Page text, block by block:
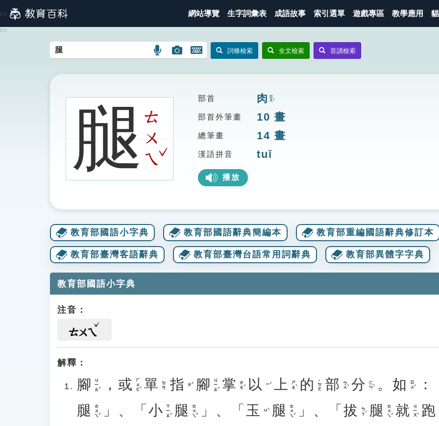
到
主
::: 網站導覽 生字詞彙表 成語故事 索引選單 遊戲專區 教學應用
:::
語
搜
圖
圖
搜
開
鍵
圖
詞條檢索 全文檢索 音讀檢索
腿ㄊ
ㄨ
ㄟ
ˇ
部首 肉 ㄖㄡˋ
部首外筆畫 10 畫
總筆畫 14 畫
漢語拼音 tuǐ
播放
教育部國語小字典 教育部國語辭典簡編本 教育部重編國語辭典修訂本
教育部臺灣客語辭典 教育部臺灣台語常用詞辭典 教育部異體字字典
教育部國語小字典
注音：
ㄊㄨㄟ
解釋：
腳 ㄐㄧㄠˇ ， 或 ㄏㄨㄛˋ 單 ㄉㄢ 指 ㄓˇ 腳 ㄐㄧㄠˇ 掌 ㄓㄤˇ 以 ㄧˇ 上 ㄕㄤˋ 的 ˙ㄉㄜ 部 ㄅㄨˋ 分 ㄈㄣˋ 。如 ㄖㄨˊ
腿 ㄊㄨㄟˇ 」、「 小 ㄒㄧㄠˇ 腿 ㄊㄨㄟˇ 」、「 玉 ㄩˋ 腿 ㄊㄨㄟˇ 」、「 拔 ㄅㄚˊ 腿 ㄊㄨㄟˇ 就 ㄐㄧㄡˋ 跑